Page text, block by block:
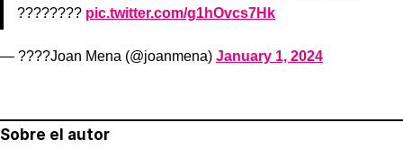
???????? pic.twitter.com/g1hOvcs7Hk
— ????Joan Mena (@joanmena) January 1, 2024
Sobre el autor